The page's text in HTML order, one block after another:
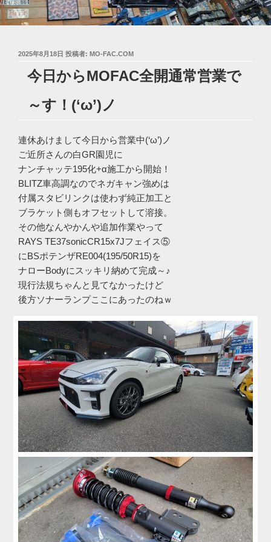
投
2025年8月18日 投稿者: MO-FAC.COM
今日からMOFAC全開通常営業で
～す！(‘ω’)ノ
連休あけまして今日から営業中(‘ω’)ノ
ご近所さんの白GR園児に
ナンチャッテ195化+α施工から開始！
BLITZ車高調なのでネガキャン強めは
付属スタビリンクは使わず純正加工と
ブラケット側もオフセットして溶接。
その他なんやかんや追加作業やって
RAYS TE37sonicCR15x7Jフェイス⑤
にBSポテンザRE004(195/50R15)を
ナローBodyにスッキリ納めて完成～♪
現行法規ちゃんと見てなかったけど
後方ソナーランプここにあったのねｗ